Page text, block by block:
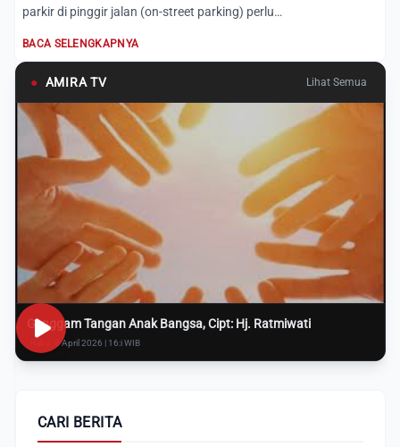
parkir di pinggir jalan (on-street parking) perlu
BACA SELENGKAPNYA
● AMIRA TV Lihat Semua
Genggam Tangan Anak Bangsa, Cipt: Hj. Ratmiwati
Rabu, 8 April 2026 | 16:i WIB
CARI BERITA